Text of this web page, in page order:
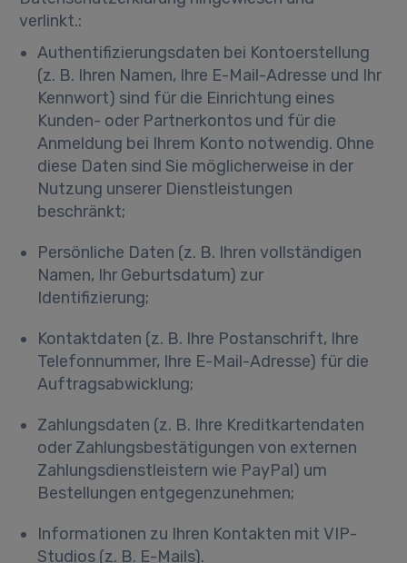
verlinkt.:
Authentifizierungsdaten bei Kontoerstellung
(z. B. Ihren Namen, Ihre E-Mail-Adresse und Ihr
Kennwort) sind für die Einrichtung eines
Kunden- oder Partnerkontos und für die
Anmeldung bei Ihrem Konto notwendig. Ohne
diese Daten sind Sie möglicherweise in der
Nutzung unserer Dienstleistungen
beschränkt;
Persönliche Daten (z. B. Ihren vollständigen
Namen, Ihr Geburtsdatum) zur
Identifizierung;
Kontaktdaten (z. B. Ihre Postanschrift, Ihre
Telefonnummer, Ihre E-Mail-Adresse) für die
Auftragsabwicklung;
Zahlungsdaten (z. B. Ihre Kreditkartendaten
oder Zahlungsbestätigungen von externen
Zahlungsdienstleistern wie PayPal) um
Bestellungen entgegenzunehmen;
Informationen zu Ihren Kontakten mit VIP-
Studios (z. B. E-Mails).